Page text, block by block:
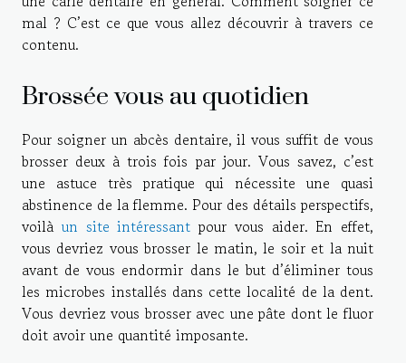
mal ? C’est ce que vous allez découvrir à travers ce
contenu.
Brossée vous au quotidien
Pour soigner un abcès dentaire, il vous suffit de vous
brosser deux à trois fois par jour. Vous savez, c’est
une astuce très pratique qui nécessite une quasi
abstinence de la flemme. Pour des détails perspectifs,
voilà un site intéressant pour vous aider. En effet,
vous devriez vous brosser le matin, le soir et la nuit
avant de vous endormir dans le but d’éliminer tous
les microbes installés dans cette localité de la dent.
Vous devriez vous brosser avec une pâte dont le fluor
doit avoir une quantité imposante.